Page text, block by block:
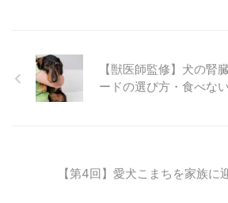
ポートします！ 愛犬と一緒に参
拝できる鎮守氷川神社って？
「氷川神社」という名前は、お聞
【獣医師監修】犬の腎
ードの選び方・食べな
【第4回】愛犬こまちを家族に